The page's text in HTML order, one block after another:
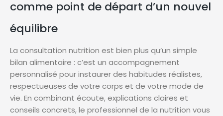
comme point de départ d’un nouvel
équilibre
La consultation nutrition est bien plus qu’un simple
bilan alimentaire : c’est un accompagnement
personnalisé pour instaurer des habitudes réalistes,
respectueuses de votre corps et de votre mode de
vie. En combinant écoute, explications claires et
conseils concrets, le professionnel de la nutrition vous